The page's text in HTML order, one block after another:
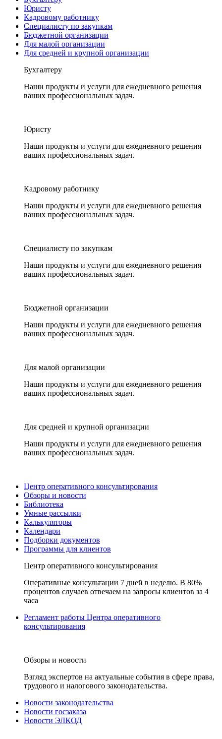
Юристу
Кадровому работнику
Специалисту по закупкам
Бюджетной организации
Для малой организации
Для средней и крупной организации
Бухгалтеру
Наши продукты и услуги для ежедневного решения
ваших профессиональных задач.
Юристу
Наши продукты и услуги для ежедневного решения
ваших профессиональных задач.
Кадровому работнику
Наши продукты и услуги для ежедневного решения
ваших профессиональных задач.
Специалисту по закупкам
Наши продукты и услуги для ежедневного решения
ваших профессиональных задач.
Бюджетной организации
Наши продукты и услуги для ежедневного решения
ваших профессиональных задач.
Для малой организации
Наши продукты и услуги для ежедневного решения
ваших профессиональных задач.
Для средней и крупной организации
Наши продукты и услуги для ежедневного решения
ваших профессиональных задач.
Центр оперативного консультирования
Обзоры и новости
Библиотека
Умные рассылки
Калькуляторы
Календари
Подборки документов
Программы для клиентов
Центр оперативного консультирования
Оперативные консультации 7 дней в неделю. В 80%
процентов случаев отвечаем на запросы клиентов за 4
часа
Регламент работы Центра оперативного
консультирования
Обзоры и новости
Взгляд экспертов на актуальные события в сфере права,
трудового и налогового законодательства.
Новости законодательства
Новости госзаказа
Новости ЭЛКОД